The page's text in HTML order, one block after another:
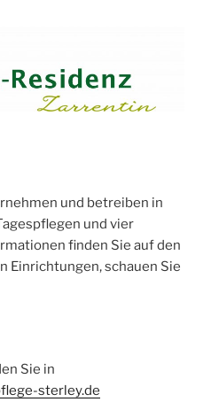
und betreiben in
und vier
finden Sie auf den
Einrichtungen, schauen Sie
Sie in
sterley.de